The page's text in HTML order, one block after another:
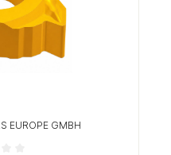
EUROPE GMBH